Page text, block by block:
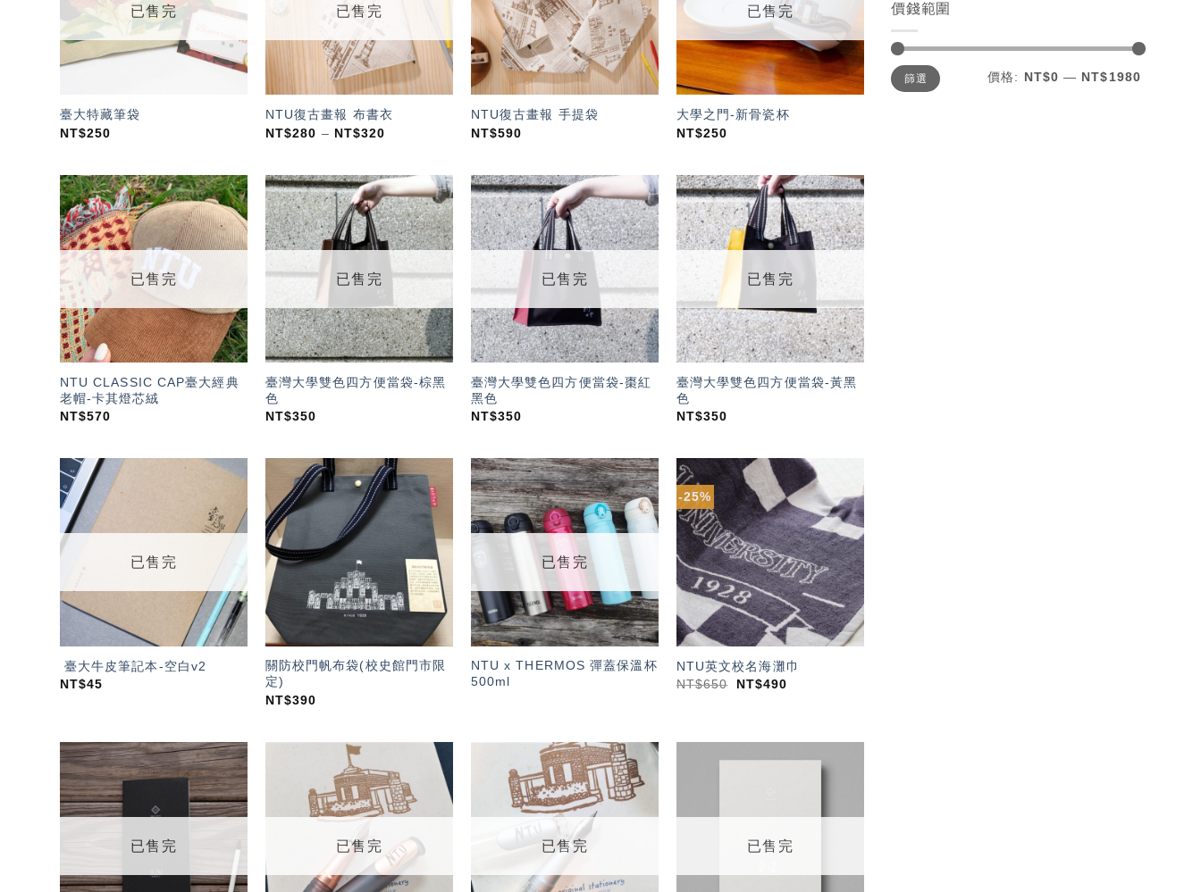
已售完
臺大特藏筆袋
NT$250
已售完
NTU復古畫報 布書衣
NT$280 – NT$320
NTU復古畫報 手提袋
NT$590
已售完
大學之門-新骨瓷杯
NT$250
加入
「願
望輕
已售完
NTU CLASSIC CAP臺大經典
老帽-卡其燈芯絨
NT$570
加入
「願
望輕
已售完
臺灣大學雙色四方便當袋-棕黑
色
NT$350
加入
「願
望輕
已售完
臺灣大學雙色四方便當袋-棗紅
黑色
NT$350
加入
「願
望輕
已售完
臺灣大學雙色四方便當袋-黃黑
色
NT$350
加入
「願
望輕
已售完
臺大牛皮筆記本-空白v2
NT$45
加入
「願
望輕
單」
關防校門帆布袋(校史館門市限
定)
NT$390
加入
「願
望輕
已售完
NTU x THERMOS 彈蓋保溫杯
500ml
-25%
加入
「願
望輕
單」
NTU英文校名海灘巾
NT$650 NT$490
加入
「願
望輕
已售完
「願
望輕
已售完
加入
「願
望輕
已售完
望輕
已售完
價錢範圍
最
低
價
最
高
價
篩選 價格: NT$0 — NT$1980